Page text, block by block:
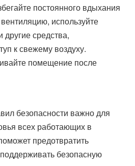
постоянного вдыхания
используйте
средства,
к свежему воздуху.
помещение после
безопасности важно для
всех работающих в
предотвратить
безопасную